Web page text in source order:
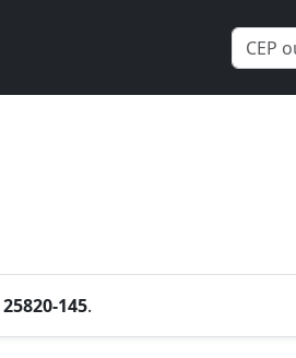
25820-145.